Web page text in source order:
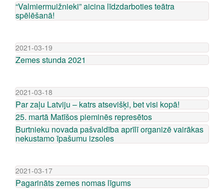
“Valmiermuižnieki” aicina līdzdarboties teātra
spēlēšanā!
2021-03-19
Zemes stunda 2021
2021-03-18
Par zaļu Latviju – katrs atsevišķi, bet visi kopā!
25. martā Matīšos pieminēs represētos
Burtnieku novada pašvaldība aprīlī organizē vairākas
nekustamo īpašumu izsoles
2021-03-17
Pagarināts zemes nomas līgums